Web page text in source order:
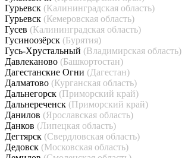
Гурьевск (Калининградская область)
Гурьевск (Кемеровская область)
Гусев (Калининградская область)
Гусиноозёрск (Бурятия)
Гусь-Хрустальный (Владимирская область)
Давлеканово (Башкортостан)
Дагестанские Огни (Дагестан)
Далматово (Курганская область)
Дальнегорск (Приморский край)
Дальнереченск (Приморский край)
Данилов (Ярославская область)
Данков (Липецкая область)
Дегтярск (Свердловская область)
Дедовск (Московская область)